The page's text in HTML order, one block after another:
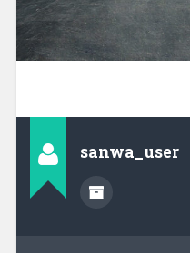
sanwa_user